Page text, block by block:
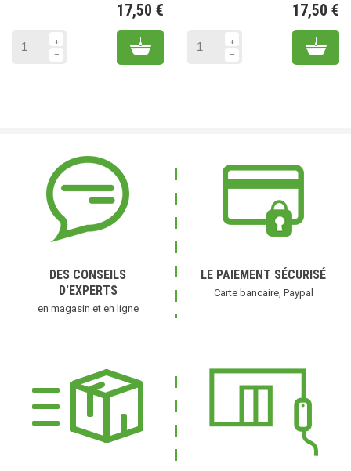
17,50 €
Add to cart
17,50 €
Add
DES CONSEILS
D'EXPERTS
en magasin et en ligne
LE PAIEMENT SÉCURISÉ
Carte bancaire, Paypal